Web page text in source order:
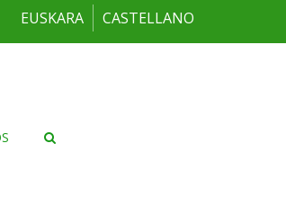
EUSKARA CASTELLANO